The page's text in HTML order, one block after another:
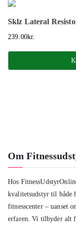
Sklz Lateral
239.00kr.
Om
Hos
kvalitetsudstyr til både
fitnesscenter – uanset
erfaren. Vi tilbyder alt